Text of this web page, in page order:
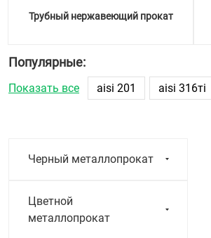
Трубный нержавеющий прокат
Популярные:
Показать все aisi 201 aisi 316тi
Черный металлопрокат
Цветной
металлопрокат